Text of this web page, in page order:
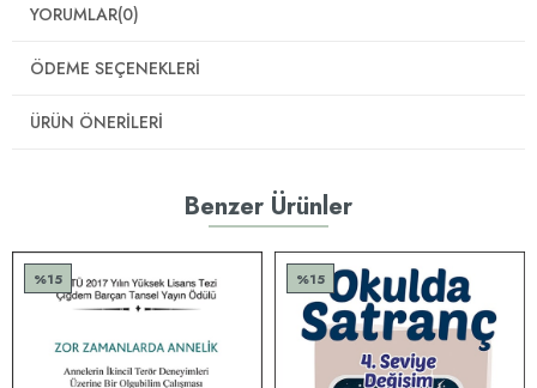
YORUMLAR(0)
ÖDEME SEÇENEKLERI
ÜRÜN ÖNERILERI
Benzer Ürünler
%15 %15